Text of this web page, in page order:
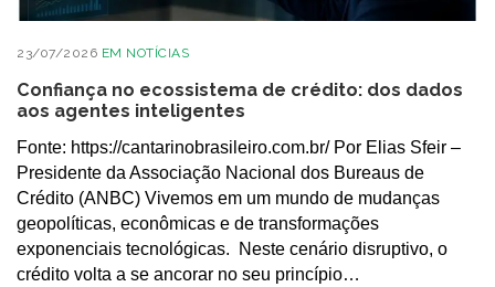
23/07/2026 EM NOTÍCIAS
Confiança no ecossistema de crédito: dos dados
aos agentes inteligentes
Fonte: https://cantarinobrasileiro.com.br/ Por Elias Sfeir –
Presidente da Associação Nacional dos Bureaus de
Crédito (ANBC) Vivemos em um mundo de mudanças
geopolíticas, econômicas e de transformações
exponenciais tecnológicas. Neste cenário disruptivo, o
crédito volta a se ancorar no seu princípio…